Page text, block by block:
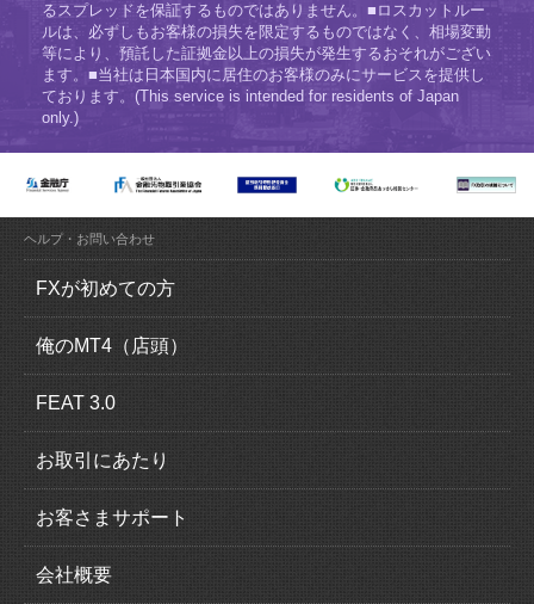
るスプレッドを保証するものではありません。■ロスカットルー
ルは、必ずしもお客様の損失を限定するものではなく、相場変動
等により、預託した証拠金以上の損失が発生するおそれがござい
ます。■当社は日本国内に居住のお客様のみにサービスを提供し
ております。(This service is intended for residents of Japan
only.)
ヘルプ・お問い合わせ
FXが初めての方
FX（外国為替証拠金取引）とは？
FXの魅力とは？
ロスカットについて
追加証拠金について
スリッページについて
俺のMT4（店頭）
俺のMT4（MetaTrader4）の特徴
取引概要
FEAT 3.0
FEAT 3.0の特徴
運用感覚ガイド
取引概要
お取引にあたり
口座開設の流れ
本人確認書類
お客さまサポート
入出金について
会社概要